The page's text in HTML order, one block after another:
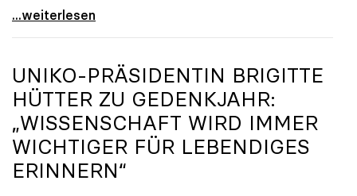
ORF-Publikumsrat: Regierung entsendet nun doch
...weiterlesen
UNIKO-PRÄSIDENTIN BRIGITTE
HÜTTER ZU GEDENKJAHR:
„WISSENSCHAFT WIRD IMMER
WICHTIGER FÜR LEBENDIGES
ERINNERN“